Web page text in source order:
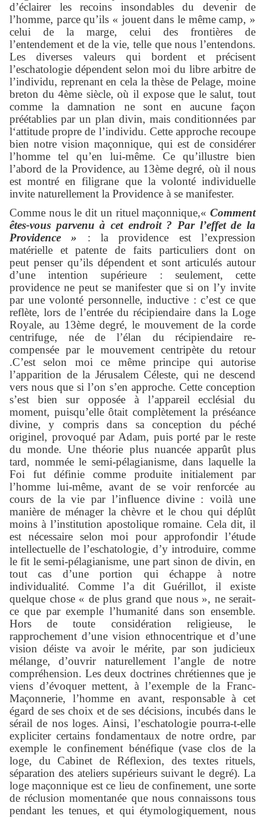
d’éclairer les recoins insondables du devenir de
l’homme, parce qu’ils « jouent dans le même camp, »
celui de la marge, celui des frontières de
l’entendement et de la vie, telle que nous l’entendons.
Les diverses valeurs qui bordent et précisent
l’eschatologie dépendent selon moi du libre arbitre de
l’individu, reprenant en cela la thèse de Pelage, moine
breton du 4ème siècle, où il expose que le salut, tout
comme la damnation ne sont en aucune façon
préétablies par un plan divin, mais conditionnées par
l‘attitude propre de l’individu. Cette approche recoupe
bien notre vision maçonnique, qui est de considérer
l’homme tel qu’en lui-même. Ce qu’illustre bien
l’abord de la Providence, au 13ème degré, où il nous
est montré en filigrane que la volonté individuelle
invite naturellement la Providence à se manifester.
Comme nous le dit un rituel maçonnique,« Comment
êtes-vous parvenu à cet endroit ? Par l’effet de la
Providence » : la providence est l’expression
matérielle et patente de faits particuliers dont on
peut penser qu’ils dépendent et sont articulés autour
d’une intention supérieure : seulement, cette
providence ne peut se manifester que si on l’y invite
par une volonté personnelle, inductive : c’est ce que
reflète, lors de l’entrée du récipiendaire dans la Loge
Royale, au 13ème degré, le mouvement de la corde
centrifuge, née de l’élan du récipiendaire re-
compensée par le mouvement centripète du retour
.C’est selon moi ce même principe qui autorise
l’apparition de la Jérusalem Céleste, qui ne descend
vers nous que si l’on s’en approche. Cette conception
s’est bien sur opposée à l’appareil ecclésial du
moment, puisqu’elle ôtait complètement la préséance
divine, y compris dans sa conception du péché
originel, provoqué par Adam, puis porté par le reste
du monde. Une théorie plus nuancée apparût plus
tard, nommée le semi-pélagianisme, dans laquelle la
Foi fut définie comme produite initialement par
l’homme lui-même, avant de se voir renforcée au
cours de la vie par l’influence divine : voilà une
manière de ménager la chèvre et le chou qui déplût
moins à l’institution apostolique romaine. Cela dit, il
est nécessaire selon moi pour approfondir l’étude
intellectuelle de l’eschatologie, d’y introduire, comme
le fit le semi-pélagianisme, une part sinon de divin, en
tout cas d’une portion qui échappe à notre
individualité. Comme l’a dit Guérillot, il existe
quelque chose « de plus grand que nous », ne serait-
ce que par exemple l’humanité dans son ensemble.
Hors de toute considération religieuse, le
rapprochement d’une vision ethnocentrique et d’une
vision déiste va avoir le mérite, par son judicieux
mélange, d’ouvrir naturellement l’angle de notre
compréhension. Les deux doctrines chrétiennes que je
viens d’évoquer mettent, à l’exemple de la Franc-
Maçonnerie, l’homme en avant, responsable à cet
égard de ses choix et de ses décisions, incubés dans le
sérail de nos loges. Ainsi, l’eschatologie pourra-t-elle
expliciter certains fondamentaux de notre ordre, par
exemple le confinement bénéfique (vase clos de la
loge, du Cabinet de Réflexion, des textes rituels,
séparation des ateliers supérieurs suivant le degré). La
loge maçonnique est ce lieu de confinement, une sorte
de réclusion momentanée que nous connaissons tous
pendant les tenues, et qui étymologiquement, nous